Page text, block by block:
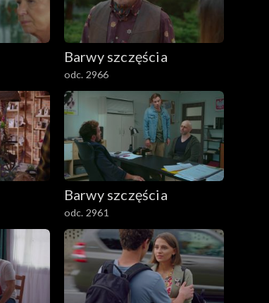
Barwy szczęścia
odc. 2966
Barwy szczęścia
odc. 2961